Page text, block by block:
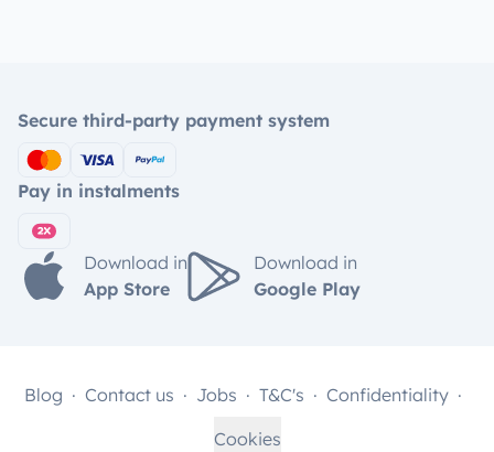
Secure third-party payment system
Pay in instalments
Download in
App Store
Download in
Google Play
Blog Contact us Jobs T&C's
Confidentiality
Cookies